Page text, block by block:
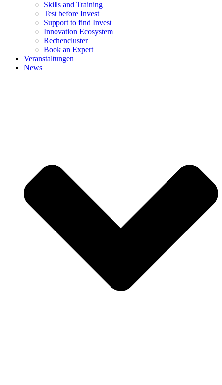
Skills and Training
Test before Invest
Support to find Invest
Innovation Ecosystem
Rechencluster​
Book an Expert
Veranstaltungen
News